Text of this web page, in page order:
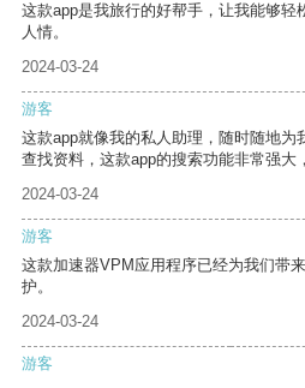
这款app是我旅行的好帮手，让我能够轻
人情。
2024-03-24
游客
这款app就像我的私人助理，随时随地为
查找资料，这款app的搜索功能非常强大
2024-03-24
游客
这款加速器VPM应用程序已经为我们带
护。
2024-03-24
游客